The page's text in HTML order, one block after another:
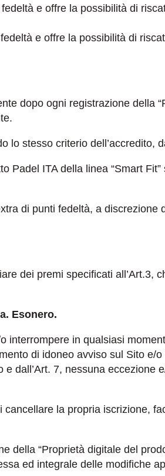
e offre la possibilità di
e offre la possibilità di
dopo ogni registrazione della
lo stesso criterio dell’accredito,
Padel ITA della linea “Smart
di punti fedeltà, a discrezione
dei premi specificati all’Art.3,
Esonero.
interrompere in qualsiasi
di idoneo avviso sul Sito e/o
dall’Art. 7, nessuna eccezione
la propria iscrizione,
della “Proprietà digitale del
ed integrale delle modifiche